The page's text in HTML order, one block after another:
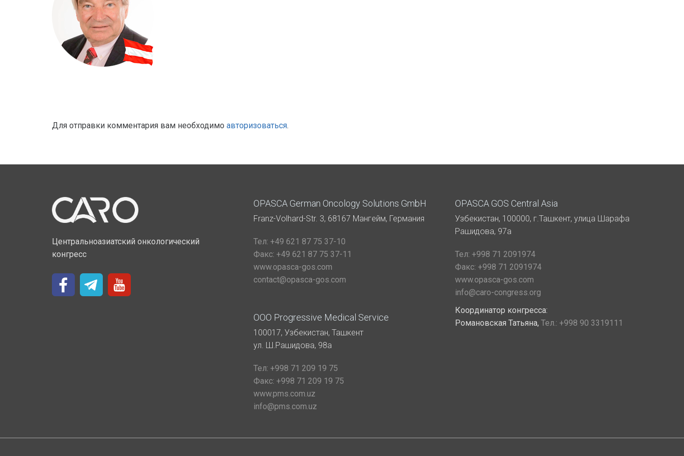
Для отправки комментария вам необходимо авторизоваться.
Центральноазиатский онкологический
конгресс
OPASCA German Oncology Solutions GmbH
Franz-Volhard-Str. 3, 68167 Мангейм, Германия
Тел: +49 621 87 75 37-10
Факс: +49 621 87 75 37-11
www.opasca-gos.com
contact@opasca-gos.com
ООО Progressive Medical Service
100017, Узбекистан, Ташкент
ул. Ш.Рашидова, 98а
Тел: +998 71 209 19 75
Факс: +998 71 209 19 75
www.pms.com.uz
info@pms.com.uz
OPASCA GOS Central Asia
Узбекистан, 100000, г.Ташкент, улица Шарафа
Рашидова, 97а
Тел: +998 71 2091974
Факс: +998 71 2091974
www.opasca-gos.com
info@caro-congress.org
Координатор конгресса:
Романовская Татьяна, Тел.: +998 90 3319111